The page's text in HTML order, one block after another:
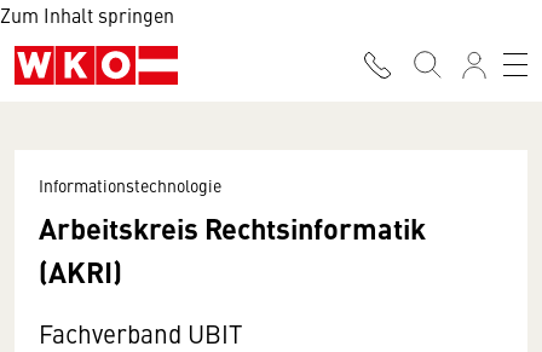
Zum Inhalt springen
Informationstechnologie
Arbeitskreis Rechtsinformatik
(AKRI)
Fachverband UBIT